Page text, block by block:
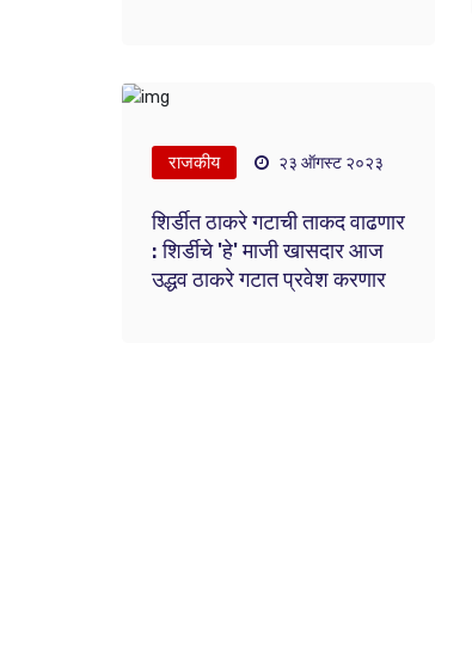
राजकीय २३ ऑगस्ट २०२३
शिर्डीत ठाकरे गटाची ताकद वाढणार
: शिर्डीचे 'हे' माजी खासदार आज
उद्धव ठाकरे गटात प्रवेश करणार